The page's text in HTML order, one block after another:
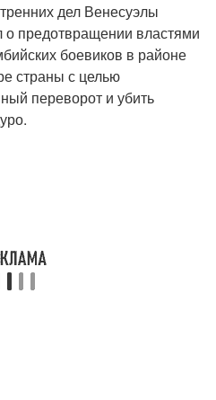
дел Венесуэлы
предотвращении властями
боевиков в районе
страны с целью
переворот и убить